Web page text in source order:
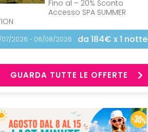
Fino al – 20% Sconto
Accesso SPA SUMMER
07/2026 - 06/08/2026 da 184€ x 1 notte
GUARDA TUTTE LE OFFERTE